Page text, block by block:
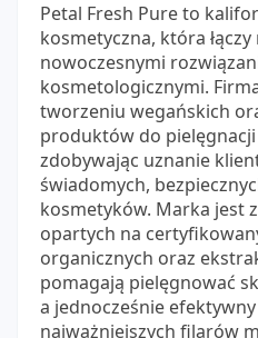
Petal Fresh Pure to
kosmetyczna, która
nowoczesnymi
kosmetologicznymi.
tworzeniu wegańskich
produktów do pielęgnacji
zdobywając uznanie
świadomych,
kosmetyków. Marka jest
opartych na
organicznych oraz
pomagają pielęgnować
a jednocześnie
najważniejszych filarów